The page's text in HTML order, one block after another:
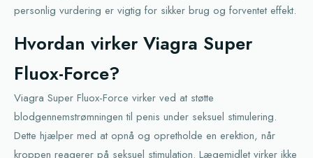
personlig vurdering er vigtig for sikker brug og forventet effekt.
Hvordan virker Viagra Super
Fluox-Force?
Viagra Super Fluox-Force virker ved at støtte
blodgennemstrømningen til penis under seksuel stimulering.
Dette hjælper med at opnå og opretholde en erektion, når
kroppen reagerer på seksuel stimulation. Lægemidlet virker ikke